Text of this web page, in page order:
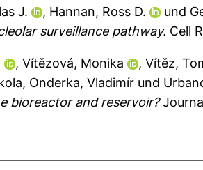
J.
, Hannan, Ross D. und
surveillance pathway. Cell
, Vítězová, Monika , Vítěz,
, Onderka, Vladimír und
bioreactor and reservoir?